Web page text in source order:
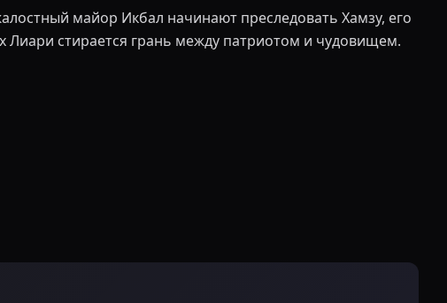
майор Икбал начинают преследовать Хамзу, его
Лиари стирается грань между патриотом и чудовищем.